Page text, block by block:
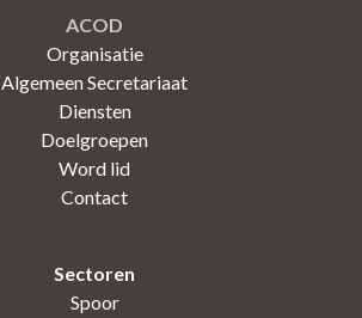
ACOD
Organisatie
Algemeen Secretariaat
Diensten
Doelgroepen
Word lid
Contact
Sectoren
Spoor